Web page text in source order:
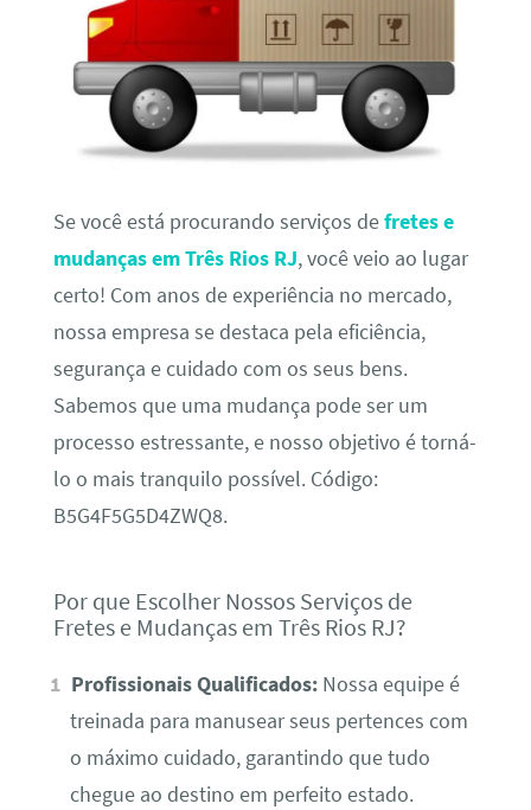
Se você está procurando serviços defretes e
mudanças em Três Rios RJ, você veio ao lugar
certo! Com anos de experiência no mercado,
nossa empresa se destaca pela eficiência,
segurança e cuidado com os seus bens.
Sabemos que uma mudança pode ser um
processo estressante, e nosso objetivo é torná-
lo o mais tranquilo possível. Código:
B5G4F5G5D4ZWQ8.
Por que Escolher Nossos Serviços de
Fretes e Mudanças em Três Rios RJ?
Profissionais Qualificados: Nossa equipe é
treinada para manusear seus pertences com
o máximo cuidado, garantindo que tudo
chegue ao destino em perfeito estado.